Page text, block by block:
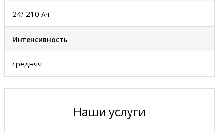
24/ 210 Ач
Интенсивность
средняя
Наши услуги